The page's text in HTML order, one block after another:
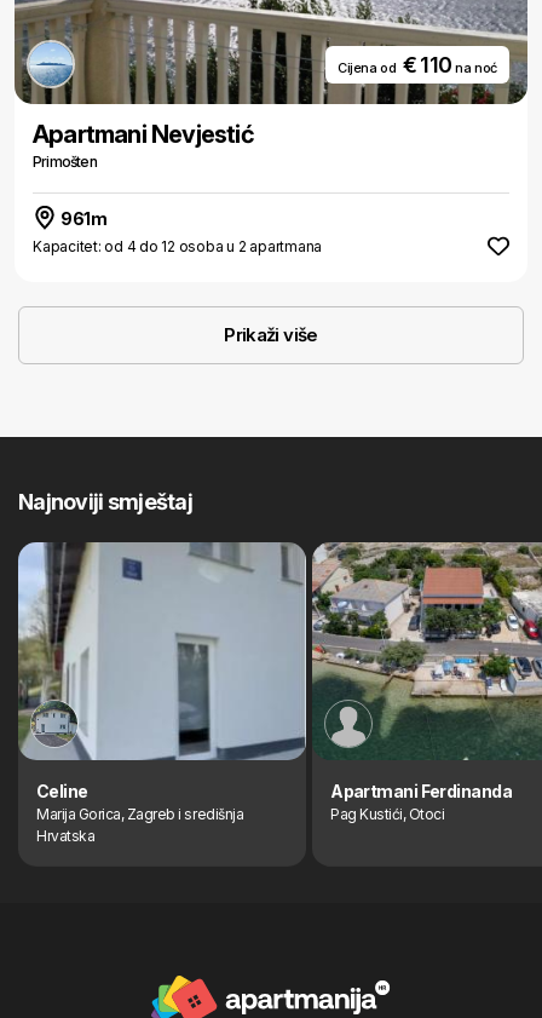
Cijena od € 110na noć
Apartmani Nevjestić
Primošten
961m
Kapacitet: od 4 do 12 osoba u 2 apartmana
Prikaži više
Najnoviji smještaj
Celine
Marija Gorica, Zagreb i središnja
Hrvatska
Apartmani Ferdinanda
Pag Kustići, Otoci